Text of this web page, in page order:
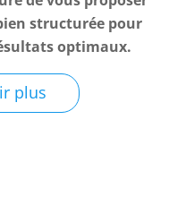
structurée pour
optimaux.
plus